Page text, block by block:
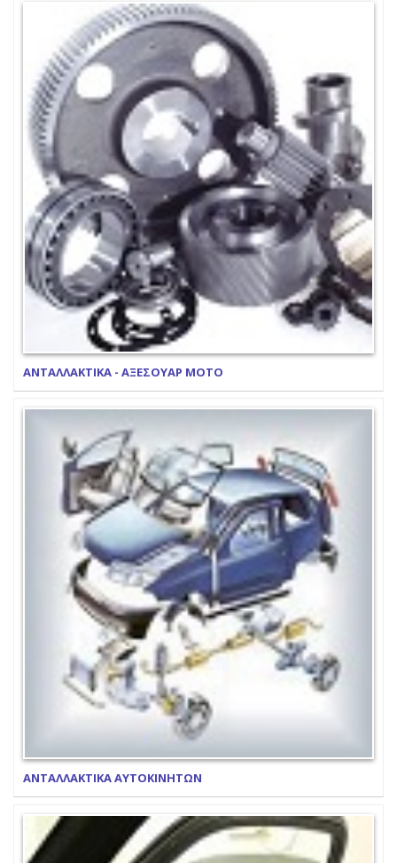
ΑΝΤΑΛΛΑΚΤΙΚΑ - ΑΞΕΣΟΥΑΡ ΜΟΤΟ
ΑΝΤΑΛΛΑΚΤΙΚΑ ΑΥΤΟΚΙΝΗΤΩΝ